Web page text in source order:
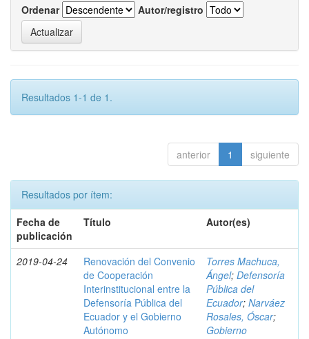
Ordenar
Autor/registro
Resultados 1-1 de 1.
anterior 1 siguiente
Resultados por ítem:
Fecha de
publicación
Título Autor(es)
2019-04-24
Renovación del Convenio
de Cooperación
Interinstitucional entre la
Defensoría Pública del
Ecuador y el Gobierno
Autónomo
Torres Machuca,
Ángel; Defensoría
Pública del
Ecuador; Narváez
Rosales, Óscar;
Gobierno